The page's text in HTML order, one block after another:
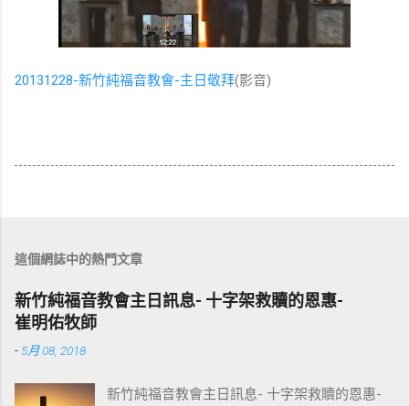
20131228-新竹純福音教會-主日敬拜(影音)
這個網誌中的熱門文章
新竹純福音教會主日訊息- 十字架救贖的恩惠-
崔明佑牧師
- 5月 08, 2018
新竹純福音教會主日訊息- 十字架救贖的恩惠-